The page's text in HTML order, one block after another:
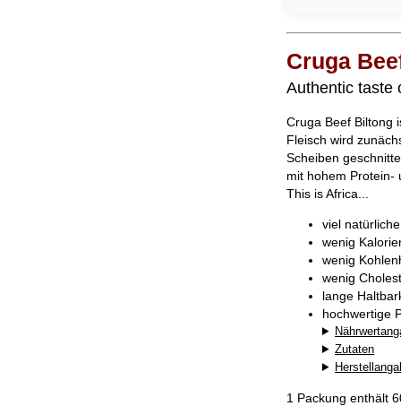
Cruga
Authentic taste
Cruga Beef Biltong
Fleisch wird
Scheiben
mit hohem Protein-
This is Africa...
viel
wenig
wenig
wenig
lange
hochwertige
Zutaten
1 Packung enthält